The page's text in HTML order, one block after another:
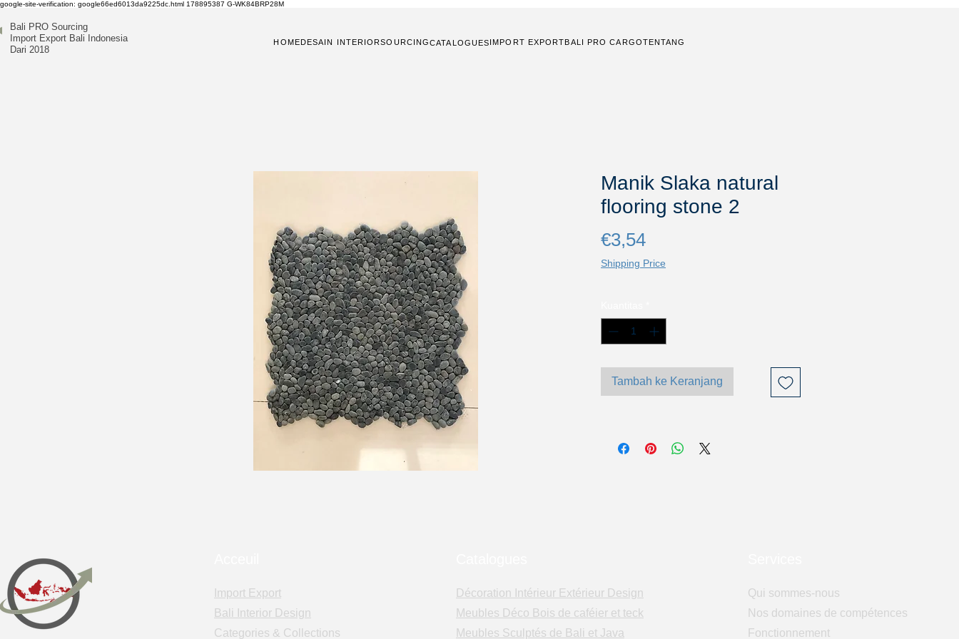
google-site-verification: google66ed6013da9225dc.html 178895387 G-WK84BRP28M
Bali PRO Sourcing
Import Export Bali Indonesia
Dari 2018
HOMEDESAIN INTERIORSOURCINGCATALOGUESIMPORT EXPORTBALI PRO CARGOTENTANG
Manik Slaka natural
flooring stone 2
€3,54Harga
Shipping Price
Tambah ke Keranjang
Import Export
Bali Interior Design
Categories & Collections
Décoration Intérieur Extérieur Design
Meubles Déco Bois de caféier et teck
Meubles Sculptés de Bali et Java
Qui sommes-nous
Nos domaines de compétences
Fonctionnement